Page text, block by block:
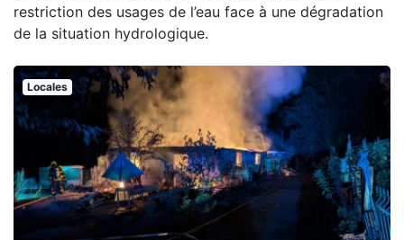
restriction des usages de l’eau face à une dégradation
de la situation hydrologique.
Locales